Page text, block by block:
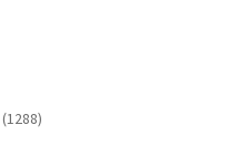
1288izdelkov